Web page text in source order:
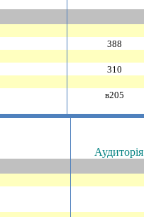
388
310
в205
Аудиторiя